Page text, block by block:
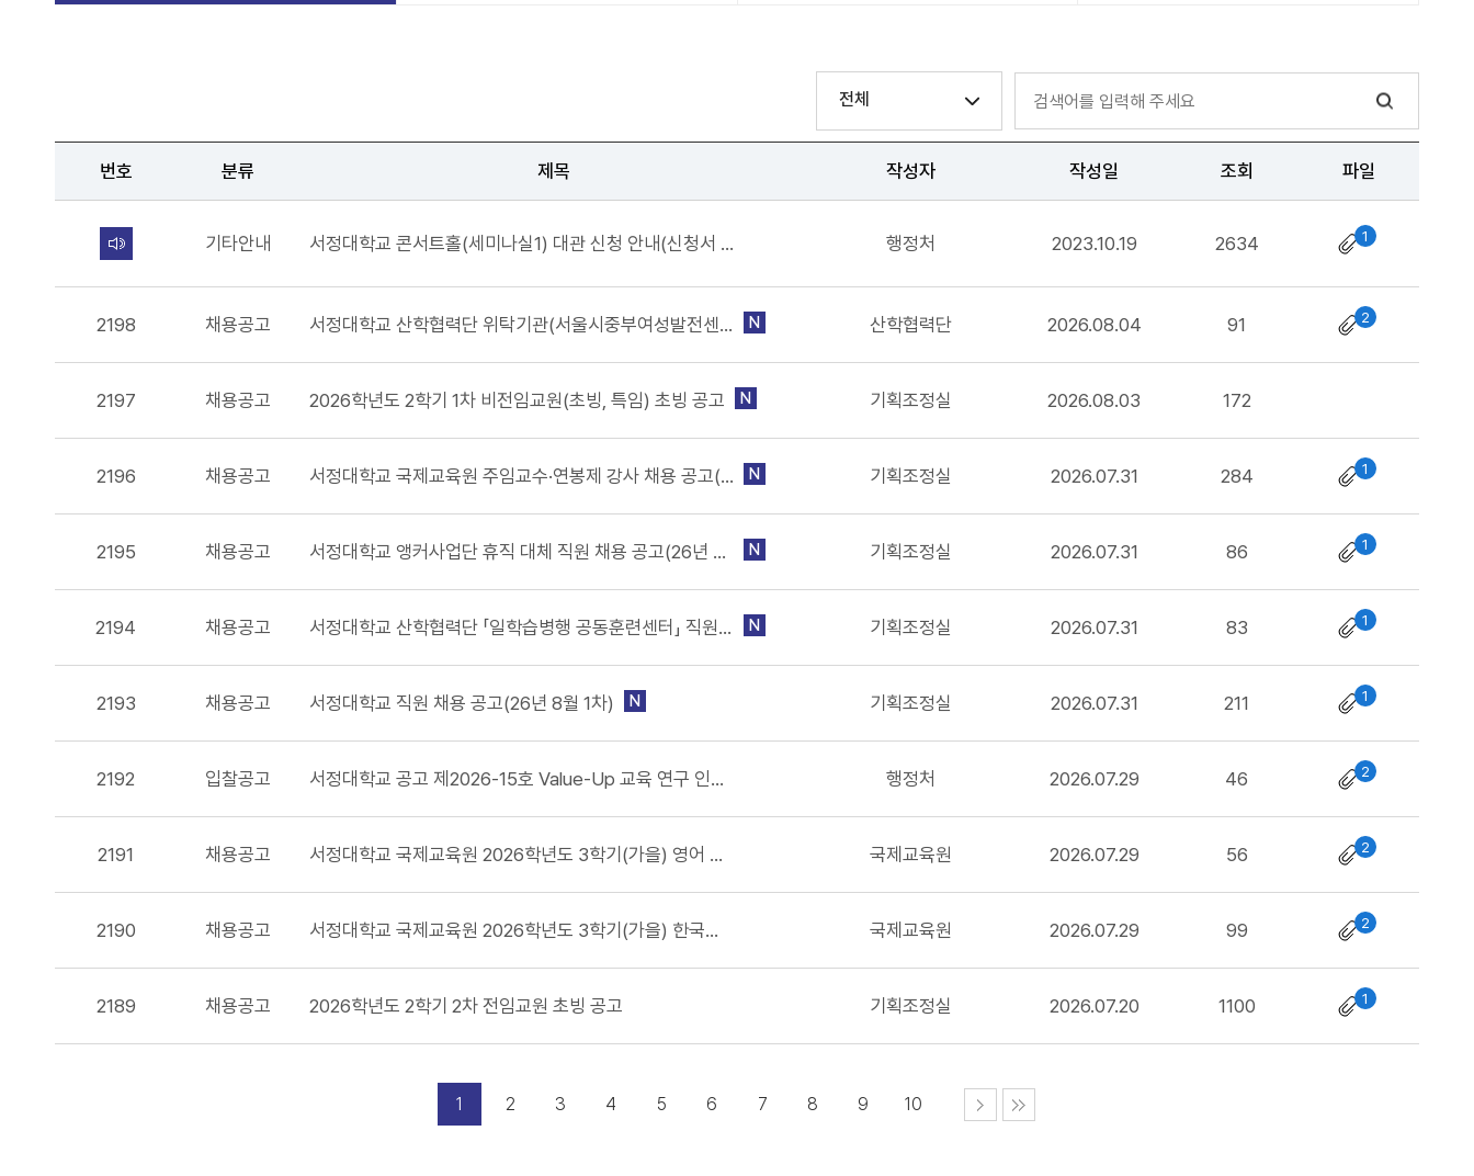
전체
번호 분류 제목 작성자 작성일 조회 파일
기타안내 서정대학교 콘서트홀(세미나실1) 대관 신청 안내(신청서 양식 포함) 행정처 2023.10.19 2634 1
2198 채용공고 서정대학교 산학협력단 위탁기관(서울시중부여성발전센터) 직원(센터장) 채용 공고 N 산학협력단 2026.08.04 91 2
2197 채용공고 2026학년도 2학기 1차 비전임교원(초빙, 특임) 초빙 공고 N 기획조정실 2026.08.03 172
2196 채용공고 서정대학교 국제교육원 주임교수·연봉제 강사 채용 공고(26년 8월 1차) N 기획조정실 2026.07.31 284 1
2195 채용공고 서정대학교 앵커사업단 휴직 대체 직원 채용 공고(26년 8월 1차) N 기획조정실 2026.07.31 86 1
2194 채용공고 서정대학교 산학협력단 「일학습병행 공동훈련센터」 직원 채용 공고(26년 8월 1차) N 기획조정실 2026.07.31 83 1
2193 채용공고 서정대학교 직원 채용 공고(26년 8월 1차) N 기획조정실 2026.07.31 211 1
2192 입찰공고 서정대학교 공고 제2026-15호 Value-Up 교육 연구 인프라 공유를 위한 기자재 구매 입찰 공고 행정처 2026.07.29 46 2
2191 채용공고 서정대학교 국제교육원 2026학년도 3학기(가을) 영어 강사 채용(2차) 공고 국제교육원 2026.07.29 56 2
2190 채용공고 서정대학교 국제교육원 2026학년도 3학기(가을) 한국어 강사 채용 공고 국제교육원 2026.07.29 99 2
2189 채용공고 2026학년도 2학기 2차 전임교원 초빙 공고 기획조정실 2026.07.20 1100 1
1 2 3 4 5 6 7 8 9 10